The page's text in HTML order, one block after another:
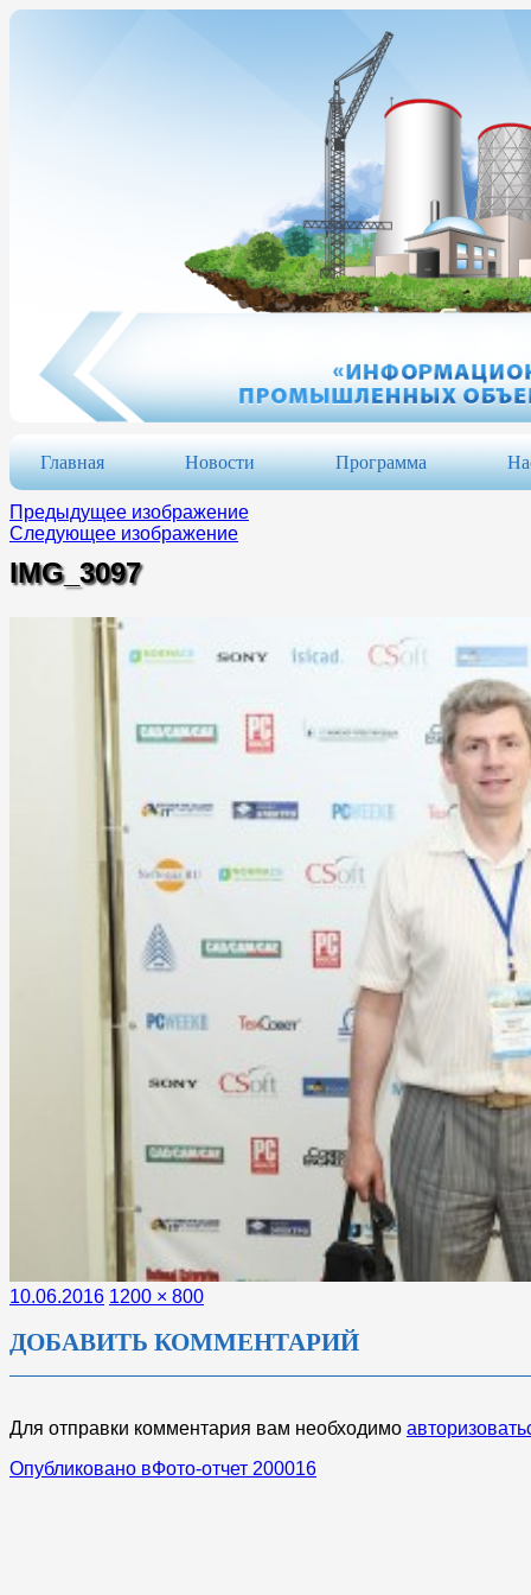
Главная Новости Программа
Предыдущее изображение
Следующее изображение
IMG_3097
Опубликовано
10.06.2016 Полный
1200 × 800
ДОБАВИТЬ КОММЕНТАРИЙ
Для отправки комментария вам необходимо
НАВИГАЦИЯ
Опубликовано вФото-отчет 200016